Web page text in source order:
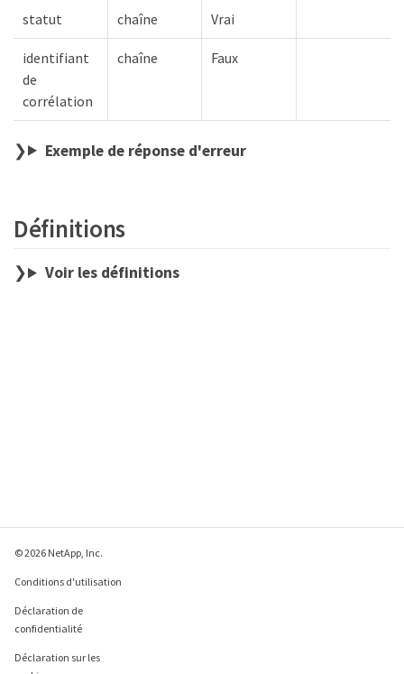
statut chaîne Vrai
identifiant
de
corrélation
chaîne Faux
Exemple de réponse d'erreur
Définitions
Voir les définitions
© 2026 NetApp, Inc.
Conditions d'utilisation
Déclaration de
confidentialité
Déclaration sur les